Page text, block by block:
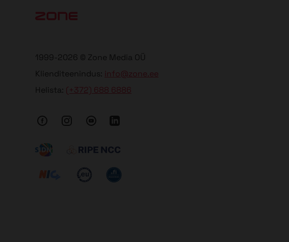
1999-2026 © Zone Media OÜ
Klienditeenindus: info@zone.ee
Helista: (+372) 688 6886